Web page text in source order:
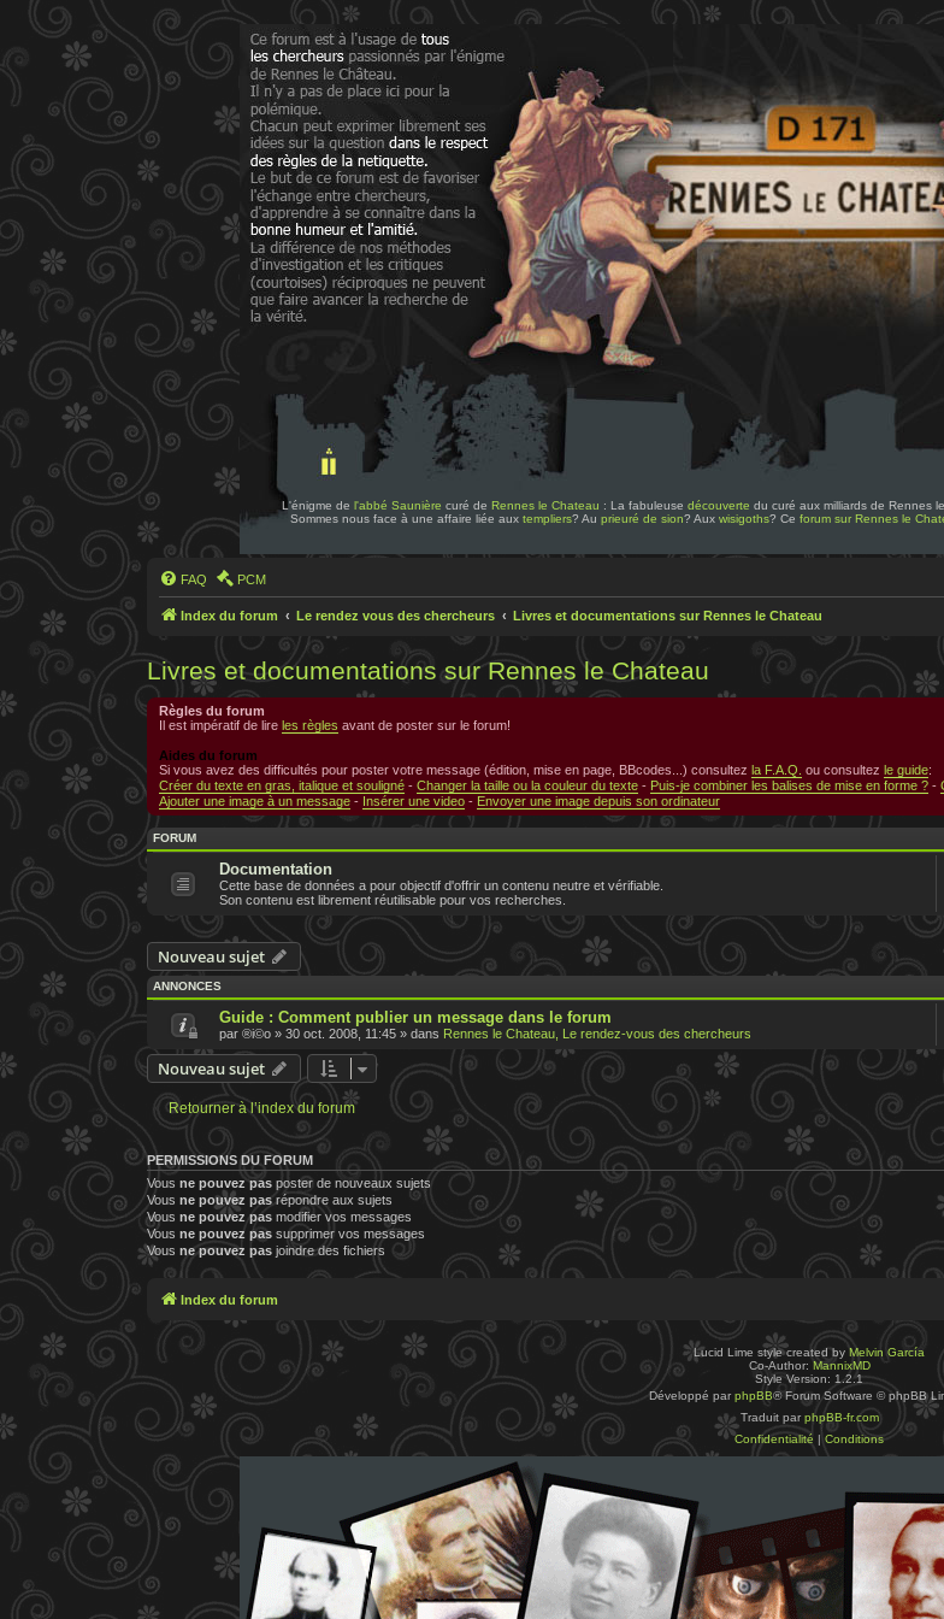
L'énigme de l'abbé Saunière curé de Rennes le Chateau : La fabuleuse découverte du curé aux milliards de Rennes
Sommes nous face à une affaire liée aux templiers? Au prieuré de sion? Aux wisigoths? Ce forum sur Rennes le
FAQ PCM
Index du forum Le rendez vous des chercheurs Livres et documentations sur Rennes le Chateau
Livres et documentations sur Rennes le Chateau
Règles du forum
Il est impératif de lire les règles avant de poster sur le forum!
Aides du forum
Si vous avez des difficultés pour poster votre message (édition, mise en page, BBcodes...) consultez la F.A.Q. ou consultez le guide:
Créer du texte en gras, italique et souligné - Changer la taille ou la couleur du texte - Puis-je combiner les balises de mise en forme ? -
Ajouter une image à un message - Insérer une video - Envoyer une image depuis son ordinateur
FORUM
Documentation
Cette base de données a pour objectif d'offrir un contenu neutre et vérifiable.
Son contenu est librement réutilisable pour vos recherches.
Nouveau sujet
ANNONCES
Guide : Comment publier un message dans le forum
par ®i©o » 30 oct. 2008, 11:45 » dans Rennes le Chateau, Le rendez-vous des chercheurs
Nouveau sujet
Retourner à l’index du forum
PERMISSIONS DU FORUM
Vous ne pouvez pas poster de nouveaux sujets
Vous ne pouvez pasrépondre aux sujets
Vous ne pouvez pas modifier vos messages
Vous ne pouvez pas supprimer vos messages
Vous ne pouvez pas joindre des fichiers
Index du forum
Lucid Lime style created by Melvin García
Co-Author: MannixMD
Style Version: 1.2.1
Développé par phpBB® Forum Software © phpBB
Traduit par phpBB-fr.com
Confidentialité | Conditions